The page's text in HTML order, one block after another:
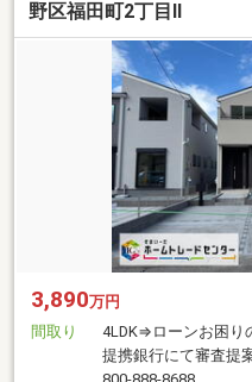
野区福田町2丁目Ⅱ
3,890万円
間取り
4LDK⇒ローンお困り
提携銀行にて審査提